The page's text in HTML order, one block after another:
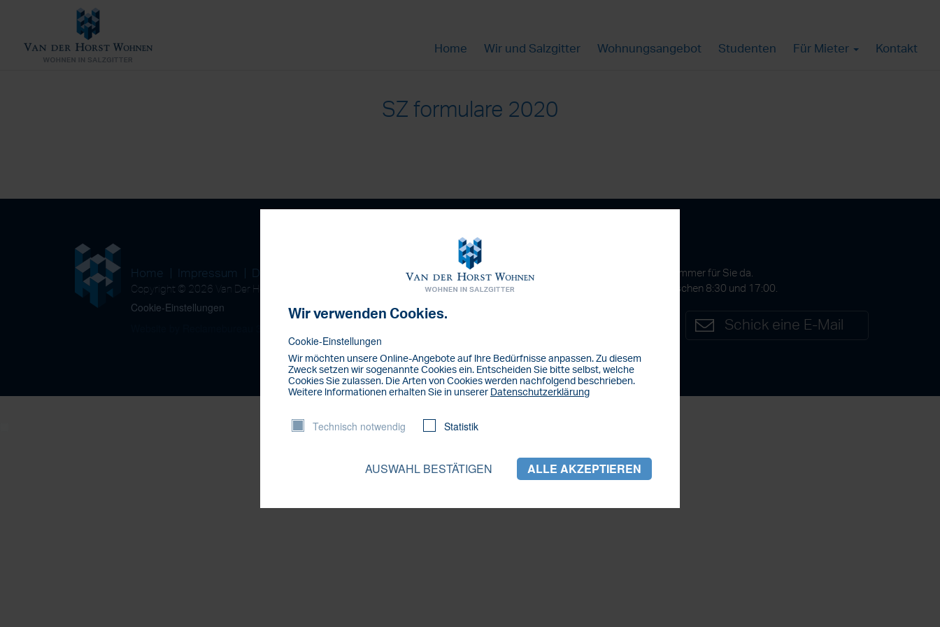
Home Wir und Salzgitter Wohnungsangebot Studenten Für Mieter Kontakt
SZ formulare 2020
Home Impressum Datenschutz Nachrichten
Copyright © 2026 Van Der Horst Wohnen GmbH
Cookie-Einstellungen
Haben Sie Fragen?
Die Firma Van der Horst Wohnen GmbH ist immer für Sie da.
Sie erreichen uns Montags bis Freitags zwischen 8:30 und 17:00.
Schick eine E-Mail
Wir verwenden Cookies.
Cookie-Einstellungen
Wir möchten unsere Online-Angebote auf lhre Bedürfnisse anpassen. Zu diesem
Zweck setzen wir sogenannte Cookies ein. Entscheiden Sie bitte selbst, welche
Cookies Sie zulassen. Die Arten von Cookies werden nachfolgend beschrieben.
Weitere lnformationen erhalten Sie in unserer Datenschutzerklärung
Technisch notwendig Statistik
AUSWAHL BESTÄTIGEN ALLE AKZEPTIEREN